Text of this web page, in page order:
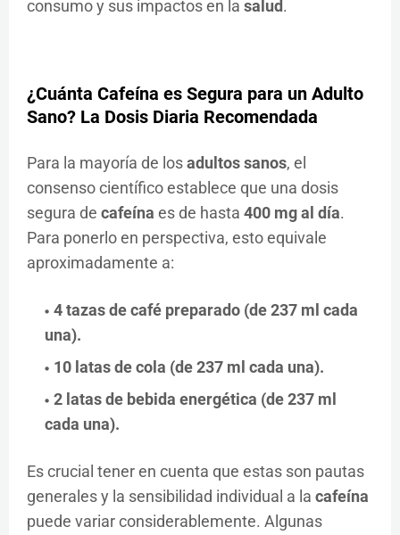
consumo y sus impactos en la salud.
¿Cuánta Cafeína es Segura para un Adulto
Sano? La Dosis Diaria Recomendada
Para la mayoría de losadultos sanos, el
consenso científico establece que una dosis
segura de cafeína es de hasta 400 mg al día.
Para ponerlo en perspectiva, esto equivale
aproximadamente a:
4 tazas de café preparado (de 237 ml cada
una).
10 latas de cola (de 237 ml cada una).
2 latas de bebida energética (de 237 ml
cada una).
Es crucial tener en cuenta que estas son pautas
generales y la sensibilidad individual a la cafeína
puede variar considerablemente. Algunas